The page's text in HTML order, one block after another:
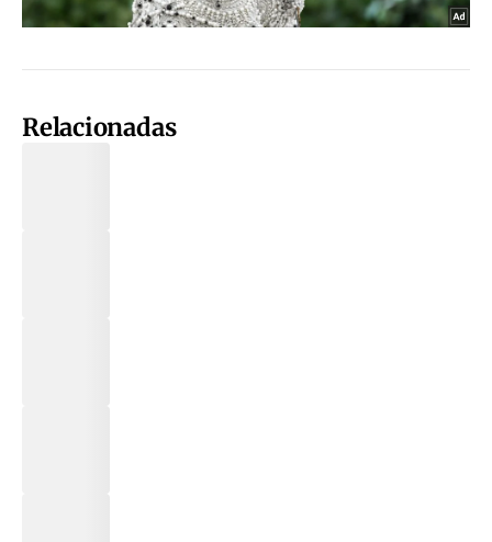
Relacionadas